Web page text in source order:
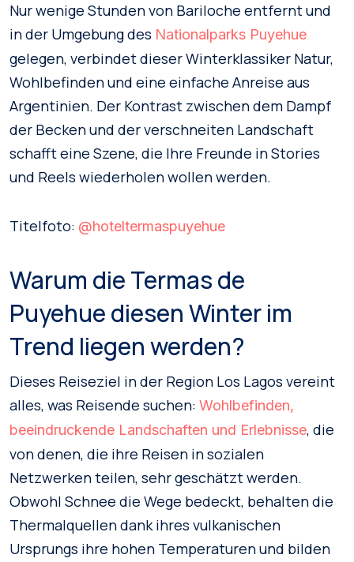
Nur wenige Stunden von Bariloche entfernt und
in der Umgebung des Nationalparks Puyehue
gelegen, verbindet dieser Winterklassiker Natur,
Wohlbefinden und eine einfache Anreise aus
Argentinien. Der Kontrast zwischen dem Dampf
der Becken und der verschneiten Landschaft
schafft eine Szene, die Ihre Freunde in Stories
und Reels wiederholen wollen werden.
Titelfoto: @hoteltermaspuyehue
Warum die Termas de
Puyehue diesen Winter im
Trend liegen werden?
Dieses Reiseziel in der Region Los Lagos vereint
alles, was Reisende suchen: Wohlbefinden,
beeindruckende Landschaften und Erlebnisse, die
von denen, die ihre Reisen in sozialen
Netzwerken teilen, sehr geschätzt werden.
Obwohl Schnee die Wege bedeckt, behalten die
Thermalquellen dank ihres vulkanischen
Ursprungs ihre hohen Temperaturen und bilden